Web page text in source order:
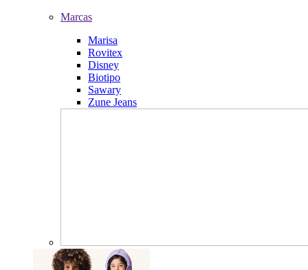
Marcas
Marisa
Rovitex
Disney
Biotipo
Sawary
Zune Jeans